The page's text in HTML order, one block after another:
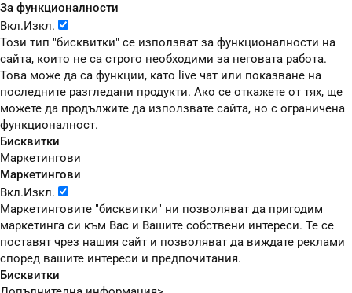
За функционалности
Вкл.Изкл.
Този тип "бисквитки" се използват за функционалности на
сайта, които не са строго необходими за неговата работа.
Това може да са функции, като live чат или показване на
последните разгледани продукти. Ако се откажете от тях, ще
можете да продължите да използвате сайта, но с ограничена
функционалност.
Бисквитки
Маркетингови
Маркетингови
Вкл.Изкл.
Маркетинговите "бисквитки" ни позволяват да пригодим
маркетинга си към Вас и Вашите собствени интереси. Те се
поставят чрез нашия сайт и позволяват да виждате реклами
според вашите интереси и предпочитания.
Бисквитки